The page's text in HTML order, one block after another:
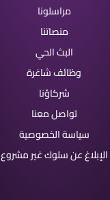
مراسلونا
منصاتنا
البث الحي
وظائف شاغرة
شركاؤنا
تواصل معنا
سياسة الخصوصية
الإبلاغ عن سلوك غير مشروع